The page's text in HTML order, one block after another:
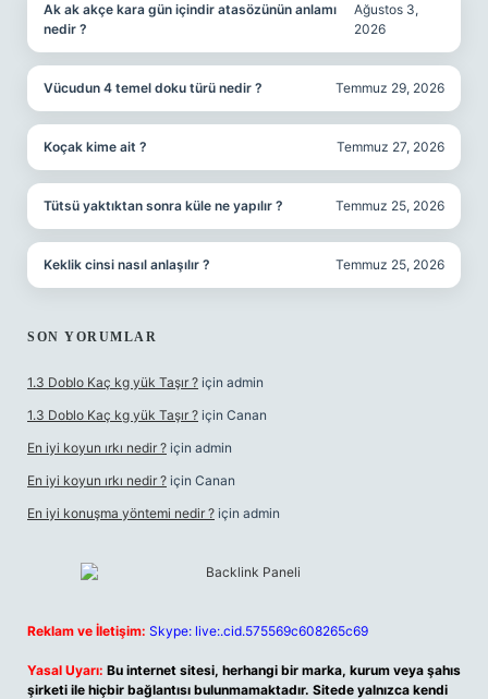
Ak ak akçe kara gün içindir atasözünün anlamı
nedir ?
Ağustos 3,
2026
Vücudun 4 temel doku türü nedir ? Temmuz 29, 2026
Koçak kime ait ? Temmuz 27, 2026
Tütsü yaktıktan sonra küle ne yapılır ? Temmuz 25, 2026
Keklik cinsi nasıl anlaşılır ? Temmuz 25, 2026
SON YORUMLAR
1.3 Doblo Kaç kg yük Taşır ? için admin
1.3 Doblo Kaç kg yük Taşır ? için Canan
En iyi koyun ırkı nedir ? için admin
En iyi koyun ırkı nedir ? için Canan
En iyi konuşma yöntemi nedir ? için admin
Reklam ve İletişim: Skype: live:.cid.575569c608265c69
Yasal Uyarı: Bu internet sitesi, herhangi bir marka, kurum veya şahıs
şirketi ile hiçbir bağlantısı bulunmamaktadır. Sitede yalnızca kendi